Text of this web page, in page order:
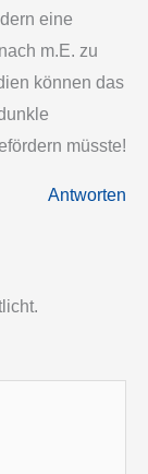
eine
m.E. zu
können das
müsste!
Antworten